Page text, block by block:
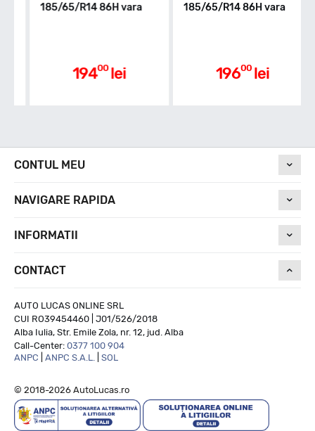
Aderenta pe carosabil ud
Nivel de zgomot
70
185/65/R14 86H vara
19400 lei
185/65/R14 86H vara
19600 lei
CONTUL MEU
NAVIGARE RAPIDA
INFORMATII
CONTACT
AUTO LUCAS ONLINE SRL
CUI RO39454460 | J01/526/2018
Alba Iulia, Str. Emile Zola, nr. 12, jud. Alba
Call-Center: 0377 100 904
ANPC
ANPC S.A.L. SOL
© 2018-2026 AutoLucas.ro